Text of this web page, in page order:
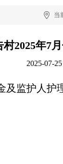
当
村2025年7
2025-07-
及监护人